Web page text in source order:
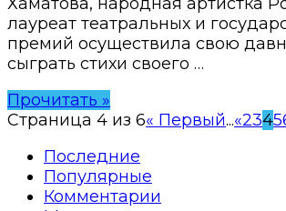
лауреат театральных и
премий осуществила свою
сыграть стихи своего …
Прочитать »
Страница 4 из 6« Первый...«2345
Последние
Популярные
Комментарии